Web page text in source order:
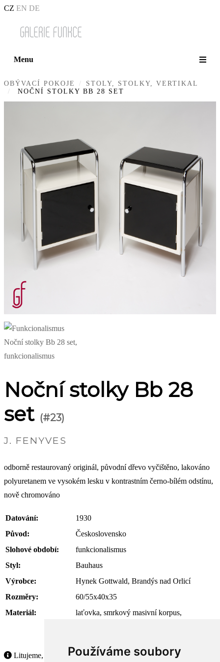
Používáme soubory
CZ EN DE
Menu
OBÝVACÍ POKOJE
STOLY, STOLKY, VERTIKAL
NOČNÍ STOLKY BB 28 SET
Noční stolky Bb 28
set (#23)
J. FENYVES
odborně restaurovaný originál, původní dřevo vyčištěno, lakováno
polyuretanem ve vysokém lesku v kontrastním černo-bílém odstínu,
nově chromováno
Datování:
1930
Původ:
Československo
Slohové období:
funkcionalismus
Styl:
Bauhaus
Výrobce:
Hynek Gottwald, Brandýs nad Orlicí
Rozměry:
60/55x40x35
Materiál:
laťovka, smrkový masivní korpus,
Litujeme, ale tento produkt již není dostupný.